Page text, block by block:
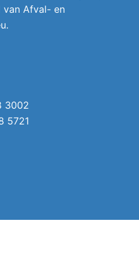
van Afval- en
3002
5721